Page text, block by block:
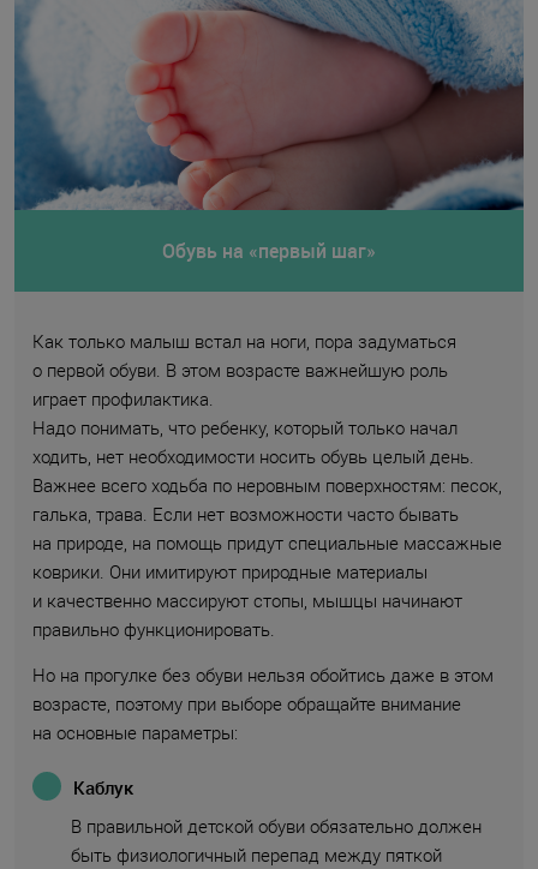
Обувь на «первый шаг»
Как только малыш встал на ноги, пора задуматься
о первой обуви. В этом возрасте важнейшую роль
играет профилактика.
Надо понимать, что ребенку, который только начал
ходить, нет необходимости носить обувь целый день.
Важнее всего ходьба по неровным поверхностям: песок,
галька, трава. Если нет возможности часто бывать
на природе, на помощь придут специальные массажные
коврики. Они имитируют природные материалы
и качественно массируют стопы, мышцы начинают
правильно функционировать.
Но на прогулке без обуви нельзя обойтись даже в этом
возрасте, поэтому при выборе обращайте внимание
на основные параметры:
Каблук
В правильной детской обуви обязательно должен
быть физиологичный перепад между пяткой